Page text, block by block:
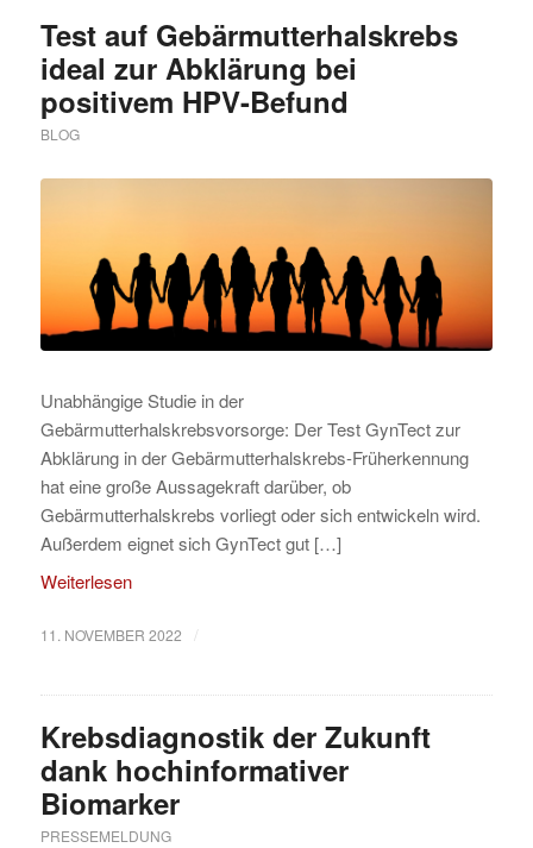
Test auf Gebärmutterhalskrebs
ideal zur Abklärung bei
positivem HPV-Befund
BLOG
Unabhängige Studie in der
Gebärmutterhalskrebsvorsorge: Der Test GynTect zur
Abklärung in der Gebärmutterhalskrebs-Früherkennung
hat eine große Aussagekraft darüber, ob
Gebärmutterhalskrebs vorliegt oder sich entwickeln wird.
Außerdem eignet sich GynTect gut […]
Weiterlesen
11. NOVEMBER 2022 /
Krebsdiagnostik der Zukunft
dank hochinformativer
Biomarker
PRESSEMELDUNG